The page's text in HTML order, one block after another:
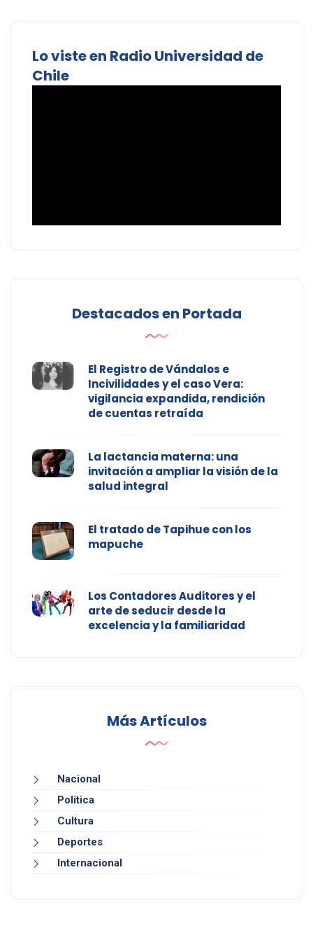
Lo viste en Radio Universidad de
Chile
Destacados en Portada
El Registro de Vándalos e
Incivilidades y el caso Vera:
vigilancia expandida, rendición
de cuentas retraída
La lactancia materna: una
invitación a ampliar la visión de la
salud integral
El tratado de Tapihue con los
mapuche
Los Contadores Auditores y el
arte de seducir desde la
excelencia y la familiaridad
Más Artículos
Nacional
Política
Cultura
Deportes
Internacional